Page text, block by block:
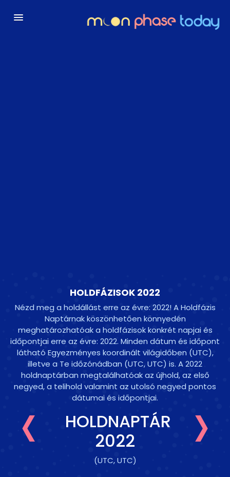
HOLDFÁZISOK 2022
Nézd meg a holdállást erre az évre: 2022! A Holdfázis
Naptárnak köszönhetően könnyedén
meghatározhatóak a holdfázisok konkrét napjai és
időpontjai erre az évre: 2022. Minden dátum és időpont
látható Egyezményes koordinált világidőben (UTC),
illetve a Te időzónádban (UTC, UTC) is. A 2022
holdnaptárban megtalálhatóak az újhold, az első
negyed, a telihold valamint az utolsó negyed pontos
dátumai és időpontjai.
‹
HOLDNAPTÁR
2022
(UTC, UTC) ›